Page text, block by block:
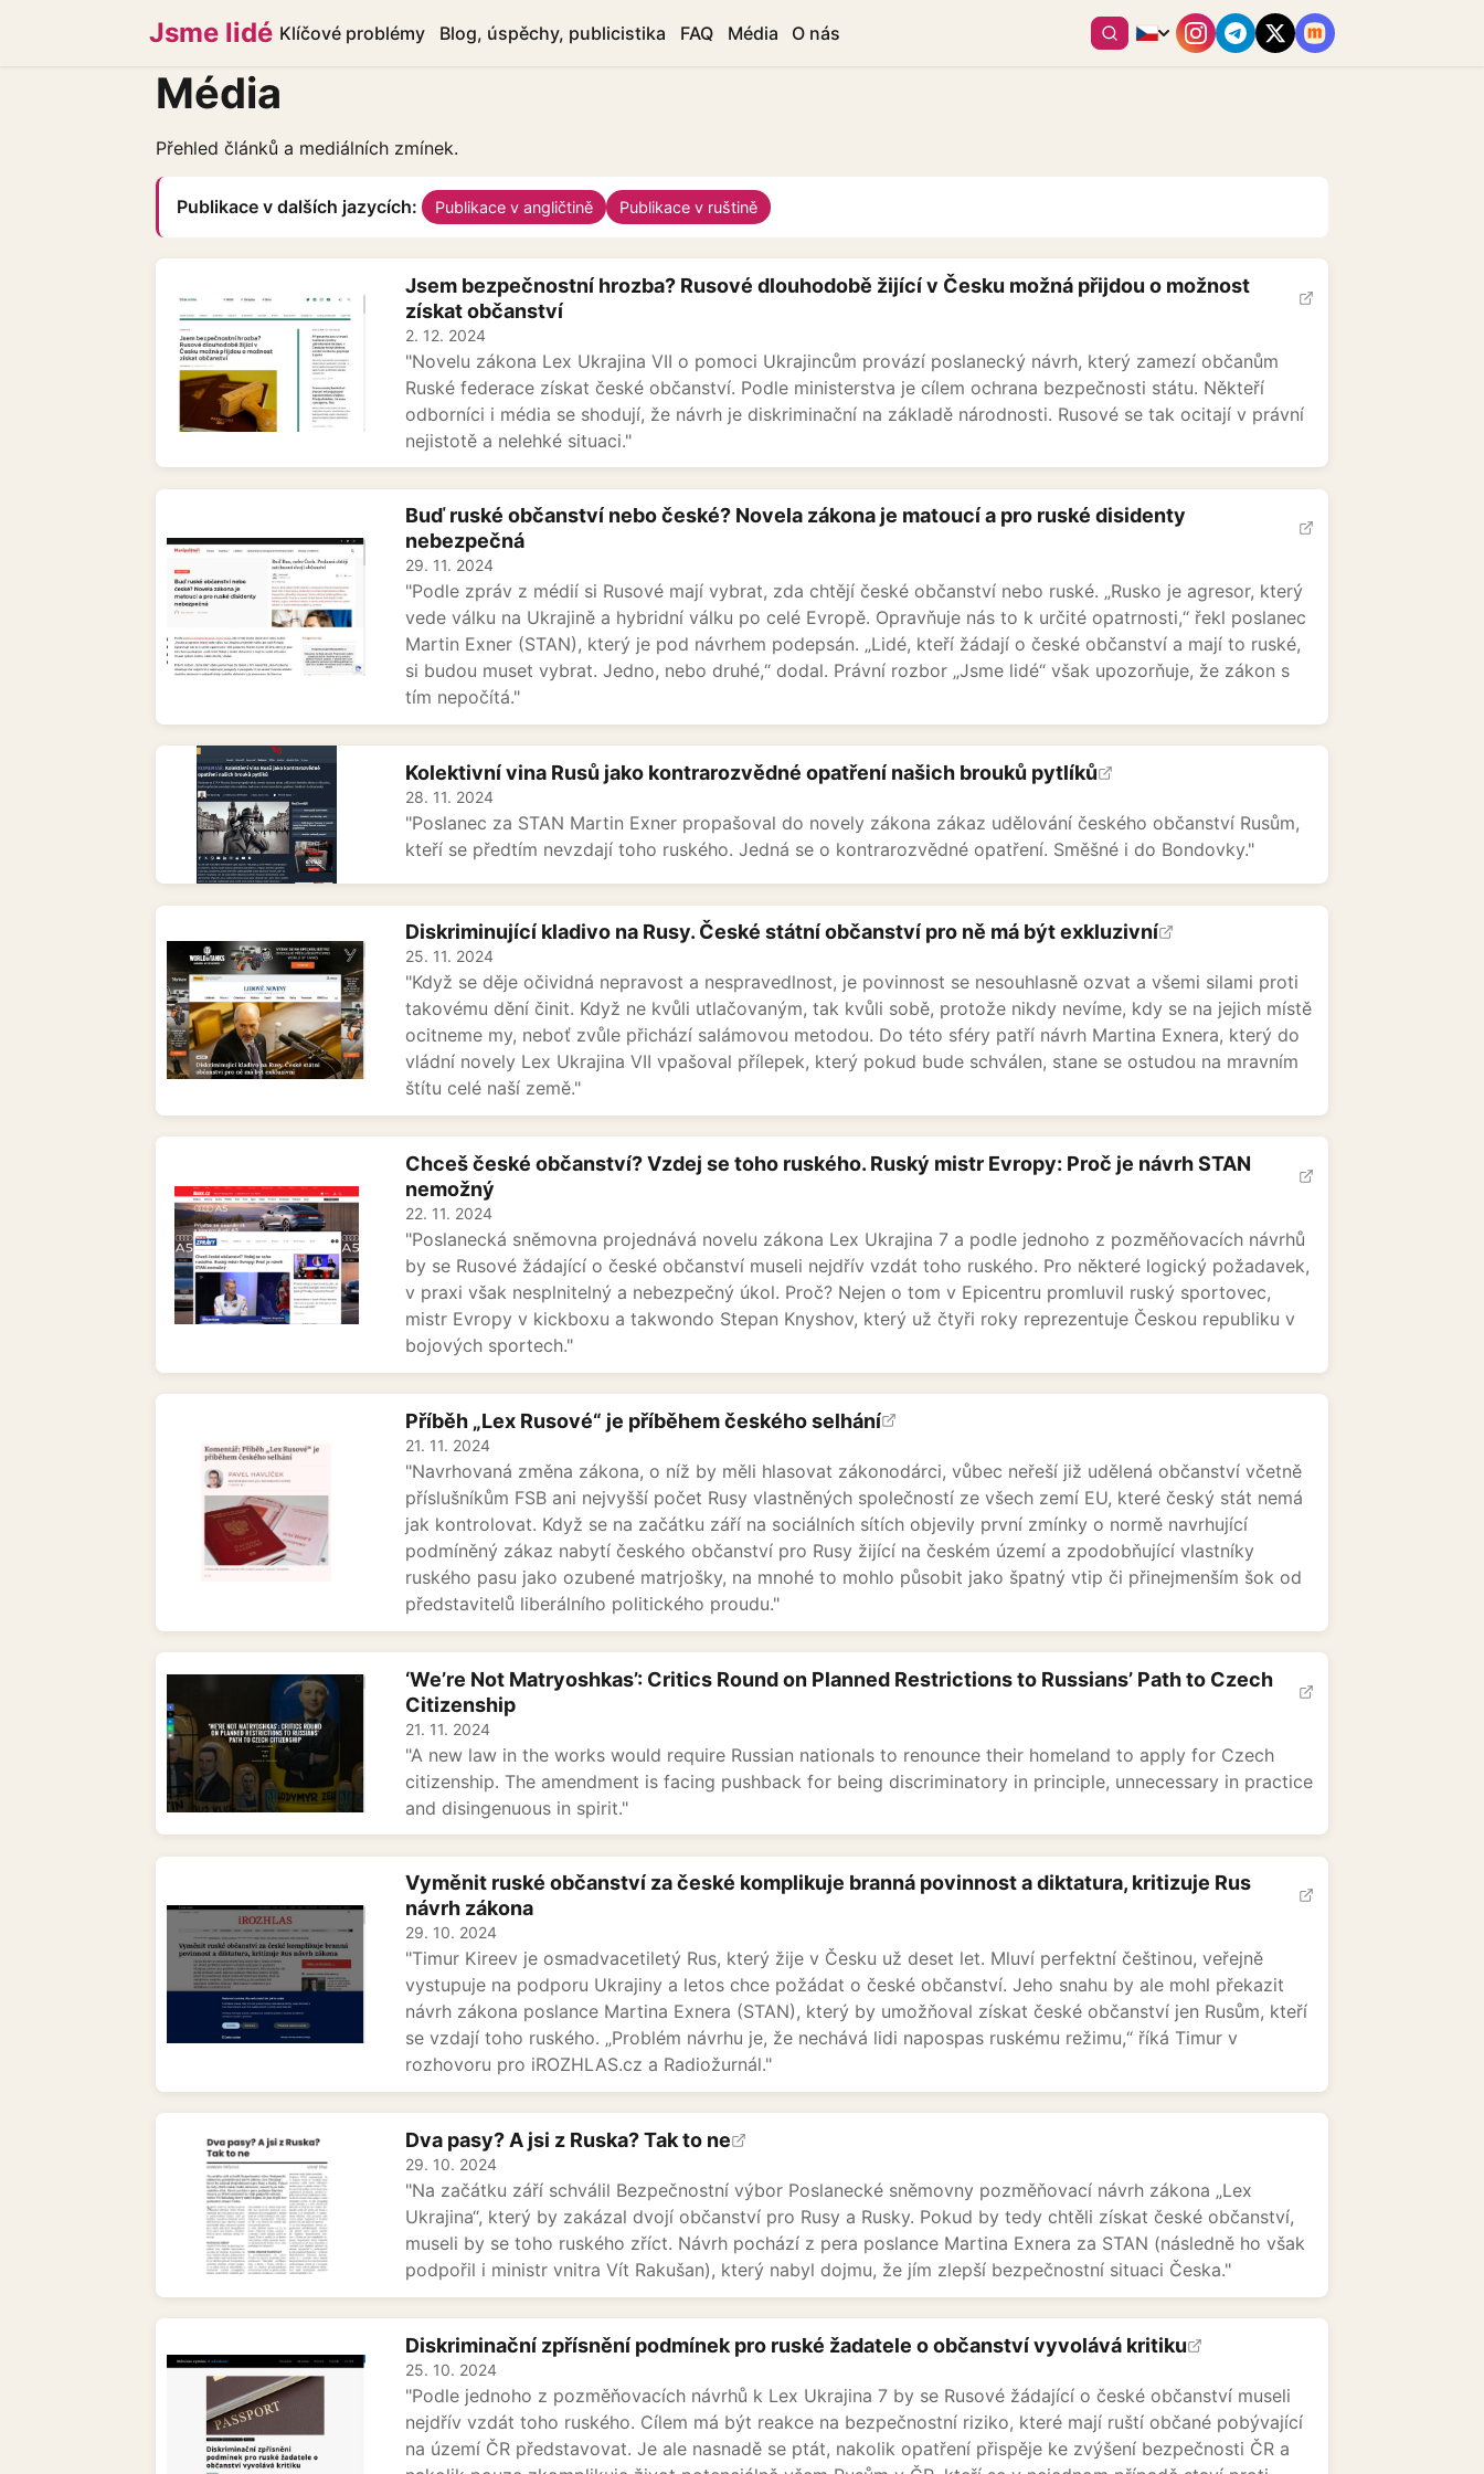
Jsme lidé Klíčové problémy Blog, úspěchy, publicistika FAQ Média O nás
Média
Přehled článků a mediálních zmínek.
Publikace v dalších jazycích: Publikace v angličtině Publikace v ruštině
Jsem bezpečnostní hrozba? Rusové dlouhodobě žijící v Česku možná přijdou o možnost
získat občanství
2. 12. 2024
"Novelu zákona Lex Ukrajina VII o pomoci Ukrajincům provází poslanecký návrh, který zamezí občanům
Ruské federace získat české občanství. Podle ministerstva je cílem ochrana bezpečnosti státu. Někteří
odborníci i média se shodují, že návrh je diskriminační na základě národnosti. Rusové se tak ocitají v právní
nejistotě a nelehké situaci."
Buď ruské občanství nebo české? Novela zákona je matoucí a pro ruské disidenty
nebezpečná
29. 11. 2024
"Podle zpráv z médií si Rusové mají vybrat, zda chtějí české občanství nebo ruské. „Rusko je agresor, který
vede válku na Ukrajině a hybridní válku po celé Evropě. Opravňuje nás to k určité opatrnosti,“ řekl poslanec
Martin Exner (STAN), který je pod návrhem podepsán. „Lidé, kteří žádají o české občanství a mají to ruské,
si budou muset vybrat. Jedno, nebo druhé,“ dodal. Právní rozbor „Jsme lidé“ však upozorňuje, že zákon s
tím nepočítá."
Kolektivní vina Rusů jako kontrarozvědné opatření našich brouků pytlíků
28. 11. 2024
"Poslanec za STAN Martin Exner propašoval do novely zákona zákaz udělování českého občanství Rusům,
kteří se předtím nevzdají toho ruského. Jedná se o kontrarozvědné opatření. Směšné i do Bondovky."
Diskriminující kladivo na Rusy. České státní občanství pro ně má být exkluzivní
25. 11. 2024
"Když se děje očividná nepravost a nespravedlnost, je povinnost se nesouhlasně ozvat a všemi silami proti
takovému dění činit. Když ne kvůli utlačovaným, tak kvůli sobě, protože nikdy nevíme, kdy se na jejich místě
ocitneme my, neboť zvůle přichází salámovou metodou. Do této sféry patří návrh Martina Exnera, který do
vládní novely Lex Ukrajina VII vpašoval přílepek, který pokud bude schválen, stane se ostudou na mravním
štítu celé naší země."
Chceš české občanství? Vzdej se toho ruského. Ruský mistr Evropy: Proč je návrh STAN
nemožný
22. 11. 2024
"Poslanecká sněmovna projednává novelu zákona Lex Ukrajina 7 a podle jednoho z pozměňovacích návrhů
by se Rusové žádající o české občanství museli nejdřív vzdát toho ruského. Pro některé logický požadavek,
v praxi však nesplnitelný a nebezpečný úkol. Proč? Nejen o tom v Epicentru promluvil ruský sportovec,
mistr Evropy v kickboxu a takwondo Stepan Knyshov, který už čtyři roky reprezentuje Českou republiku v
bojových sportech."
Příběh „Lex Rusové“ je příběhem českého selhání
21. 11. 2024
"Navrhovaná změna zákona, o níž by měli hlasovat zákonodárci, vůbec neřeší již udělená občanství včetně
příslušníkům FSB ani nejvyšší počet Rusy vlastněných společností ze všech zemí EU, které český stát nemá
jak kontrolovat. Když se na začátku září na sociálních sítích objevily první zmínky o normě navrhující
podmíněný zákaz nabytí českého občanství pro Rusy žijící na českém území a zpodobňující vlastníky
ruského pasu jako ozubené matrjošky, na mnohé to mohlo působit jako špatný vtip či přinejmenším šok od
představitelů liberálního politického proudu."
‘We’re Not Matryoshkas’: Critics Round on Planned Restrictions to Russians’ Path to Czech
Citizenship
21. 11. 2024
"A new law in the works would require Russian nationals to renounce their homeland to apply for Czech
citizenship. The amendment is facing pushback for being discriminatory in principle, unnecessary in practice
and disingenuous in spirit."
Vyměnit ruské občanství za české komplikuje branná povinnost a diktatura, kritizuje Rus
návrh zákona
29. 10. 2024
"Timur Kireev je osmadvacetiletý Rus, který žije v Česku už deset let. Mluví perfektní češtinou, veřejně
vystupuje na podporu Ukrajiny a letos chce požádat o české občanství. Jeho snahu by ale mohl překazit
návrh zákona poslance Martina Exnera (STAN), který by umožňoval získat české občanství jen Rusům, kteří
se vzdají toho ruského. „Problém návrhu je, že nechává lidi napospas ruskému režimu,“ říká Timur v
rozhovoru pro iROZHLAS.cz a Radiožurnál."
Dva pasy? A jsi z Ruska? Tak to ne
29. 10. 2024
"Na začátku září schválil Bezpečnostní výbor Poslanecké sněmovny pozměňovací návrh zákona „Lex
Ukrajina“, který by zakázal dvojí občanství pro Rusy a Rusky. Pokud by tedy chtěli získat české občanství,
museli by se toho ruského zříct. Návrh pochází z pera poslance Martina Exnera za STAN (následně ho však
podpořil i ministr vnitra Vít Rakušan), který nabyl dojmu, že jím zlepší bezpečnostní situaci Česka."
Diskriminační zpřísnění podmínek pro ruské žadatele o občanství vyvolává kritiku
25. 10. 2024
"Podle jednoho z pozměňovacích návrhů k Lex Ukrajina 7 by se Rusové žádající o české občanství museli
nejdřív vzdát toho ruského. Cílem má být reakce na bezpečnostní riziko, které mají ruští občané pobývající
na území ČR představovat. Je ale nasnadě se ptát, nakolik opatření přispěje ke zvýšení bezpečnosti ČR a